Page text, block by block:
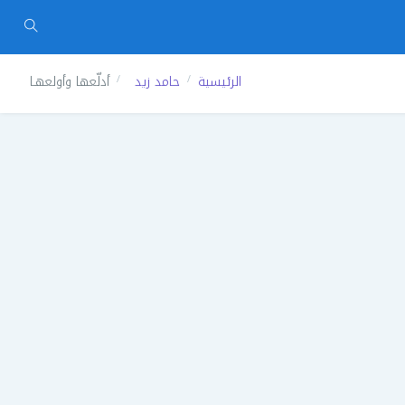
الرئيسية حامد زيد أدلّعها وأولعهـا